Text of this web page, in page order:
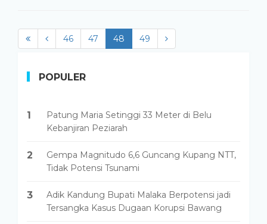
46 47 48 (current)
49
POPULER
1
Patung Maria Setinggi 33 Meter di Belu
Kebanjiran Peziarah
2
Gempa Magnitudo 6,6 Guncang Kupang NTT,
Tidak Potensi Tsunami
3
Adik Kandung Bupati Malaka Berpotensi jadi
Tersangka Kasus Dugaan Korupsi Bawang